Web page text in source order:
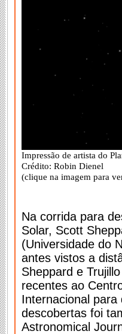
Impressão de artista do
Crédito: Robin Dienel
(clique na imagem para
Na corrida para
Solar, Scott
(Universidade do
antes vistos a
Sheppard e
recentes ao
Internacional
descobertas foi
Astronomical